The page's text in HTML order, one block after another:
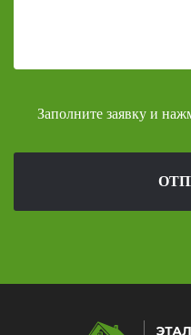
Заполните заявку и